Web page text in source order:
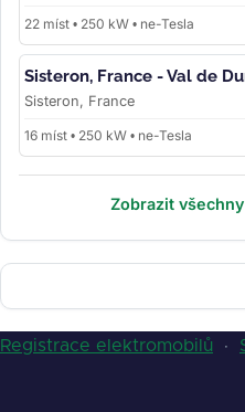
22 míst • 250 kW • ne-Tesla
Sisteron, France - Val de
Sisteron, France
16 míst • 250 kW • ne-Tesla
Zobrazit
Registrace elektromobilů ·